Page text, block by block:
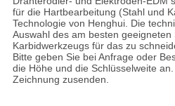
für die Hartbearbeitung (Stahl und
Technologie von Henghui. Die
Auswahl des am besten geeigneten
Karbidwerkzeugs für das zu
Bitte geben Sie bei Anfrage oder
die Höhe und die Schlüsselweite
Zeichnung zusenden.